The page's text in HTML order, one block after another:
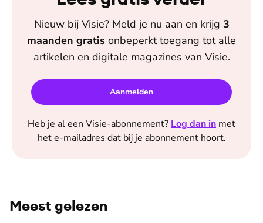
Nieuw bij Visie? Meld je nu aan en krijg 3
maanden gratis onbeperkt toegang tot alle
artikelen en digitale magazines van Visie.
Aanmelden
Heb je al een Visie-abonnement? Log dan in met
het e-mailadres dat bij je abonnement hoort.
Meest gelezen